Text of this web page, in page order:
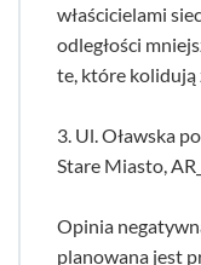
właścicielami
odległości
te, które kolidują
3. Ul. Oławska
Stare Miasto,
Opinia
planowana jest